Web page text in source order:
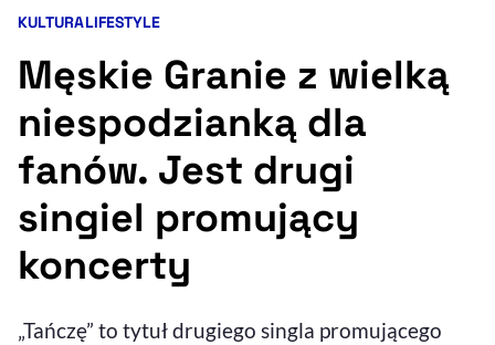
Ułatwienia dostępności wspierają:
Sprawdź, jak i dlaczego zwiększamy dostępność , otwiera się w nowym
Kategorie artykułu:
KULTURALIFESTYLE
Męskie Granie z wielką
niespodzianką dla
fanów. Jest drugi
singiel promujący
koncerty
„Tańczę” to tytuł drugiego singla promującego